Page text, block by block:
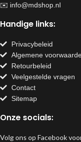
✉️ info@mdshop.nl
Handige links:
Privacybeleid
Algemene
Retourbeleid
Veelgestelde vragen
Contact
Sitemap
Onze socials:
Volg ons op Facebook